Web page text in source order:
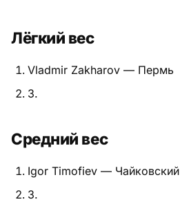
Психология бойца
Растяжка и ОФП
Лёгкий вес
Vladmir Zakharov — Пермь
3.
Средний вес
Igor Timofiev — Чайковский
3.